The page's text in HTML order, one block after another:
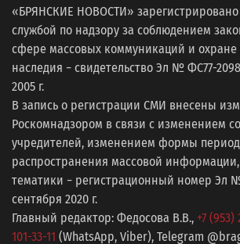
«БРЯНСКИЕ НОВОСТИ»
службой по надзору за соблюдением
сфере массовых коммуникаций и охране
наследия − свидетельство Эл № ФС77-
2005 г.
В запись о регистрации СМИ внесены
Роскомнадзором в связи с изменением
учредителей, изменением формы
распространения массовой
тематики − регистрационный номер Эл №
сентября 2020 г.
Главный редактор: Федосова В.В., +7 (953)
101-33-11 (WhatsApp, Viber), Telegram